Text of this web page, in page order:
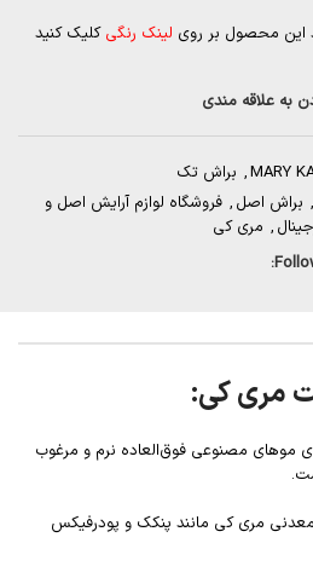
این محصول بر روی لینک رنگی کلیک کنید
به علاقه مندی
MARY
, براش تک
, براش اصل , فروشگاه لوازم آرایش اصل و
, مری کی
مری کی:
موهای مصنوعی فوق‌العاده نرم و مرغوب
مری کی مانند پنکک و پودرفیکس